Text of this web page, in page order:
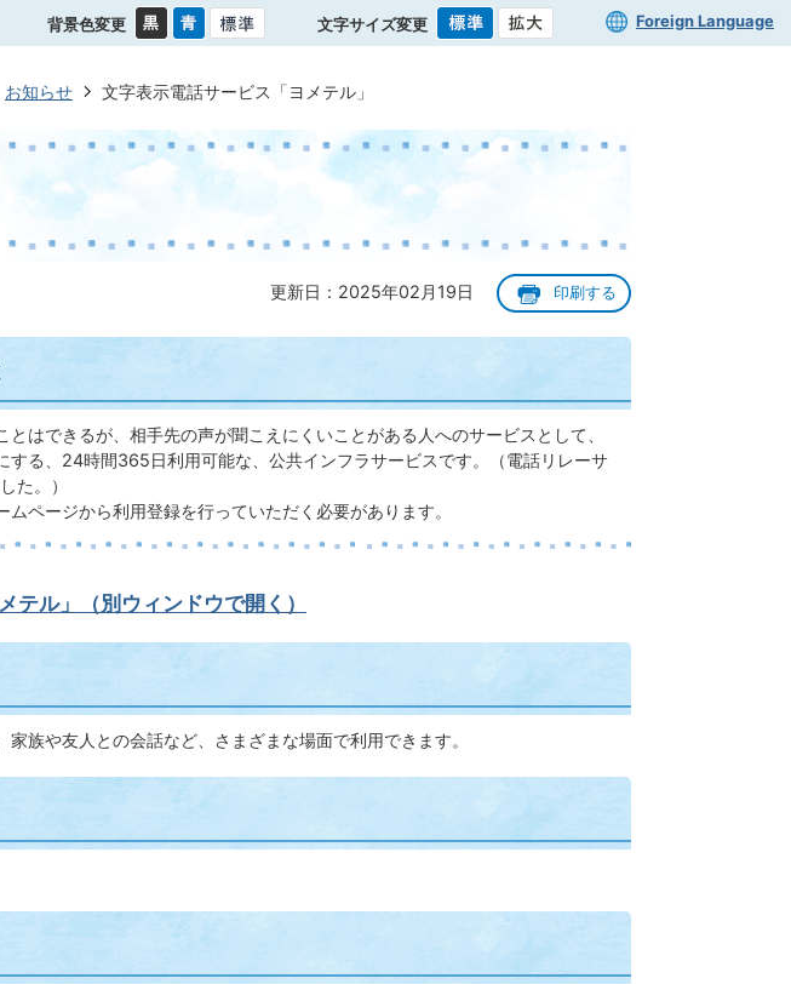
背景色変更 文字サイズ変更 Foreign Language
お知らせ 文字表示電話サービス「ヨメテル」
更新日：2025年02月19日 印刷する
はできるが、相手先の声が聞こえにくいことがある人へのサービスとして、
る、24時間365日利用可能な、公共インフラサービスです。（電話リレーサ
た。）
ページから利用登録を行っていただく必要があります。
ル」（別ウィンドウで開く）
族や友人との会話など、さまざまな場面で利用できます。